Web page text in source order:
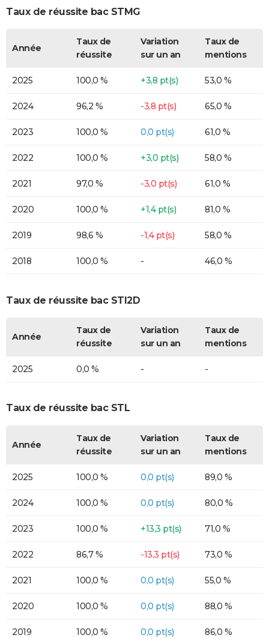
Taux de réussite bac STMG
Année
Taux de
réussite
Variation
sur un an
Taux de
mentions
2025 100,0 % +3,8 pt(s) 53,0 %
2024 96,2 % -3,8 pt(s) 65,0 %
2023 100,0 % 0,0 pt(s) 61,0 %
2022 100,0 % +3,0 pt(s) 58,0 %
2021 97,0 % -3,0 pt(s) 61,0 %
2020 100,0 % +1,4 pt(s) 81,0 %
2019 98,6 % -1,4 pt(s) 58,0 %
2018 100,0 % - 46,0 %
Taux de réussite bac STI2D
Année
Taux de
réussite
Variation
sur un an
Taux de
mentions
2025 0,0 % - -
Taux de réussite bac STL
Année
Taux de
réussite
Variation
sur un an
Taux de
mentions
2025 100,0 % 0,0 pt(s) 89,0 %
2024 100,0 % 0,0 pt(s) 80,0 %
2023 100,0 % +13,3 pt(s) 71,0 %
2022 86,7 % -13,3 pt(s) 73,0 %
2021 100,0 % 0,0 pt(s) 55,0 %
2020 100,0 % 0,0 pt(s) 88,0 %
2019 100,0 % 0,0 pt(s) 86,0 %